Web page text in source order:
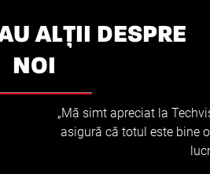
ALȚII DESPRE
NOI
Mă tratează cu respect și se
organizat. De aceea îmi place să